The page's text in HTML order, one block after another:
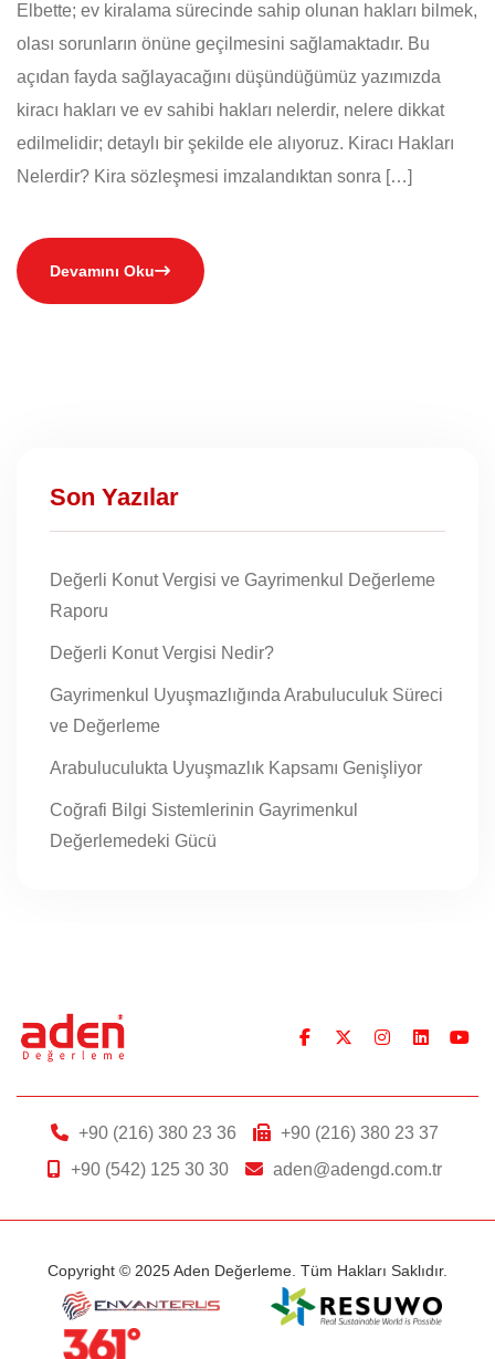
Elbette; ev kiralama sürecinde sahip olunan hakları bilmek,
olası sorunların önüne geçilmesini sağlamaktadır. Bu
açıdan fayda sağlayacağını düşündüğümüz yazımızda
kiracı hakları ve ev sahibi hakları nelerdir, nelere dikkat
edilmelidir; detaylı bir şekilde ele alıyoruz. Kiracı Hakları
Nelerdir? Kira sözleşmesi imzalandıktan sonra […]
Devamını Oku
Son Yazılar
Değerli Konut Vergisi ve Gayrimenkul Değerleme
Raporu
Değerli Konut Vergisi Nedir?
Gayrimenkul Uyuşmazlığında Arabuluculuk Süreci
ve Değerleme
Arabuluculukta Uyuşmazlık Kapsamı Genişliyor
Coğrafi Bilgi Sistemlerinin Gayrimenkul
Değerlemedeki Gücü
+90 (216) 380 23 36
+90 (216) 380 23 37
+90 (542) 125 30 30
aden@adengd.com.tr
Copyright © 2025 Aden Değerleme. Tüm Hakları Saklıdır.